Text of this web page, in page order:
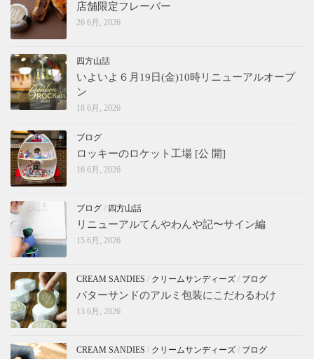
店舗限定フレーバー
26 6月, 2026
四方山話
いよいよ６月19日(金)10時リニューアルオープ
ン
18 6月, 2026
ブログ
ロッキーのロケット工場 [公 開]
16 6月, 2026
ブログ / 四方山話
リニューアルてんやわんや記〜サイン編
15 6月, 2026
CREAM SANDIES / クリームサンディーズ / ブログ
バターサンドのアルミ包装にこだわるわけ
13 6月, 2026
CREAM SANDIES / クリームサンディーズ / ブログ